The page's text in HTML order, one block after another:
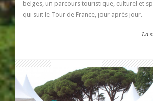
belges, un parcours touristique, culturel et
qui suit le Tour de France, jour après jour.
La